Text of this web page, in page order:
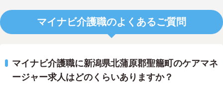
マイナビ介護職のよくあるご質問
マイナビ介護職に新潟県北蒲原郡聖籠町のケアマネ
ージャー求人はどのくらいありますか？